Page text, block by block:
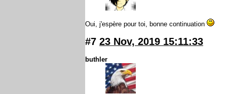
Oui, j'espère pour toi, bonne continuation
#7 23 Nov, 2019 15:11:33
buthler